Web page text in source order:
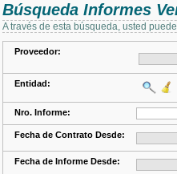
Búsqueda Informes
A través de esta búsqueda, usted
Proveedor:
Entidad:
Nro. Informe:
Fecha de Contrato Desde:
Fecha de Informe Desde: